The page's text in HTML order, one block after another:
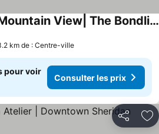
3ksqft | PetsOK | Mountain View| The Bondline Home
km de : Centre-ville
pour voir
Consulter les prix
Partager